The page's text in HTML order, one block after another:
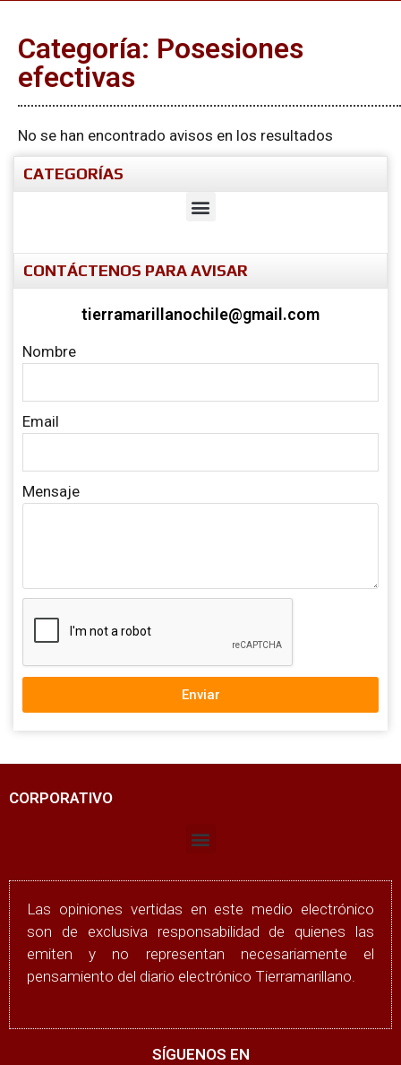
Categoría: Posesiones
efectivas
No se han encontrado avisos en los resultados
CATEGORÍAS
CONTÁCTENOS PARA AVISAR
tierramarillanochile@gmail.com
Nombre
Email
Mensaje
Enviar
CORPORATIVO
Las opiniones vertidas en este medio electrónico
son de exclusiva responsabilidad de quienes las
emiten y no representan necesariamente el
pensamiento del diario electrónico Tierramarillano.
SÍGUENOS EN